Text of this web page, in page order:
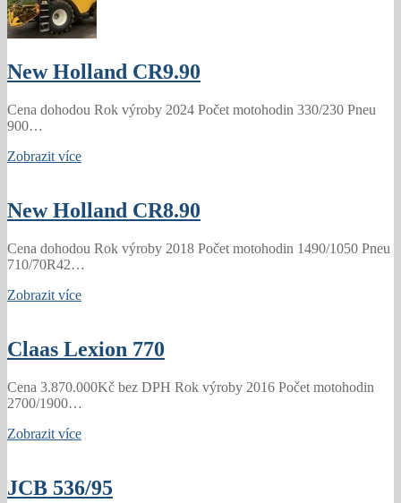
New Holland CR9.90
Cena dohodou Rok výroby 2024 Počet motohodin 330/230 Pneu
900…
Zobrazit více
New Holland CR8.90
Cena dohodou Rok výroby 2018 Počet motohodin 1490/1050 Pneu
710/70R42…
Zobrazit více
Claas Lexion 770
Cena 3.870.000Kč bez DPH Rok výroby 2016 Počet motohodin
2700/1900…
Zobrazit více
JCB 536/95